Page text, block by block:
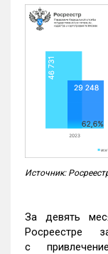
Источник:
За девять
Росреестре
с